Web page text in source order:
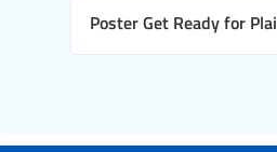
Poster Get Ready for